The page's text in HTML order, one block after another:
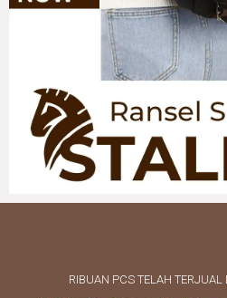
RIBUAN PCS TELAH